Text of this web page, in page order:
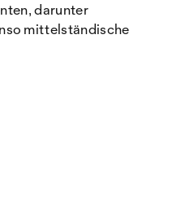
darunter
mittelständische